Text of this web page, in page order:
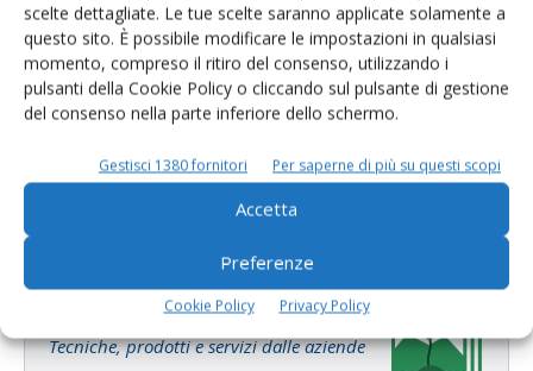
scelte dettagliate. Le tue scelte saranno applicate solamente a
questo sito. È possibile modificare le impostazioni in qualsiasi
momento, compreso il ritiro del consenso, utilizzando i
pulsanti della Cookie Policy o cliccando sul pulsante di gestione
del consenso nella parte inferiore dello schermo.
Gestisci 1380 fornitori Per saperne di più su questi scopi
Accetta
Preferenze
Cookie Policy Privacy Policy
Salva il mio nome, email e sito web in questo browser per la
prossima volta che commento.
E-magazine
Tecniche, prodotti e servizi dalle aziende